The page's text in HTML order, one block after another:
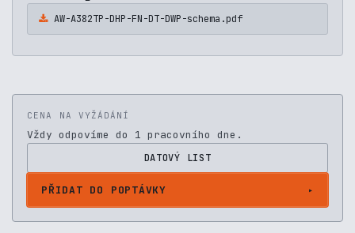
AW-A382TP-DHP-FN-DT-DWP-schema.pdf
CENA NA VYŽÁDÁNÍ
Vždy odpovíme do 1 pracovního dne.
DATOVÝ LIST
PŘIDAT DO POPTÁVKY